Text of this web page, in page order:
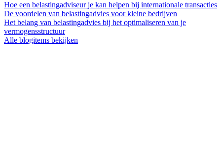
Hoe een belastingadviseur je kan helpen bij internationale transacties
De voordelen van belastingadvies voor kleine bedrijven
Het belang van belastingadvies bij het optimaliseren van je
vermogensstructuur
Alle blogitems bekijken